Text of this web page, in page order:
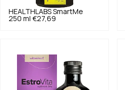
HEALTHLABS SmartMe
250 ml €27,69